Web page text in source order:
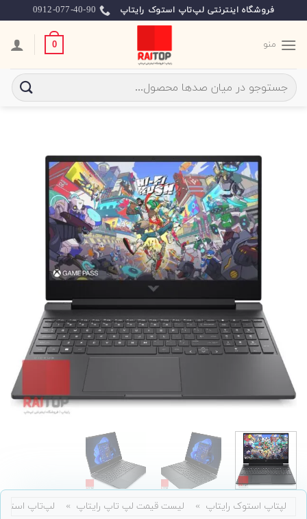
to
content
فروشگاه اینترنتی لپ‌تاپ استوک رایتاپ 0912-077-40-90
منو 0
جستجو
برای:
لپتاپ استوک رایتاپ » لیست قیمت لپ تاپ رایتاپ » لپ‌تاپ